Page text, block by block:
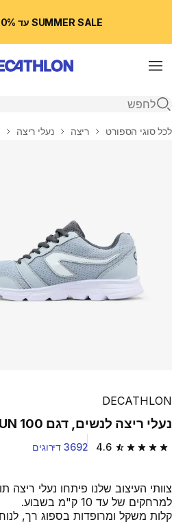
SUMMER SALE עד 50% הנחה 🛍️
Menu
פתיחת חיפוש
בית
לכל סוגי הספורט ריצה נעלי ריצה
DECATHLON
נעלי ריצה לנשים, דגם KALENJI RUN 100 - אפור
4.6 4.6 out of 5 stars from 3692 reviews 3692 דירוגים
צוותי העיצוב שלנו פיתחו נעלי ריצה
למרחקים של עד 10 ק"מ בשבוע.
קלות משקל ומרופדות בספוג רך,